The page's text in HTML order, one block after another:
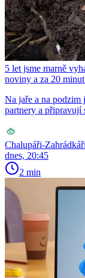
5 let jsme marně
noviny a za 20
Na jaře a na
partnery a připravují
Chalupáři-Zahrádkáři
dnes, 20:45
2 min